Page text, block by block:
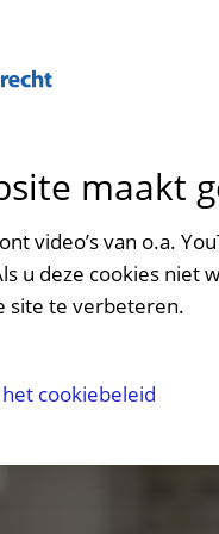
patiëntportaal
het ziekenhuis
en voorzieningen
maakt
video’s van o.a.
u deze cookies niet
site te verbeteren.
cookiebeleid